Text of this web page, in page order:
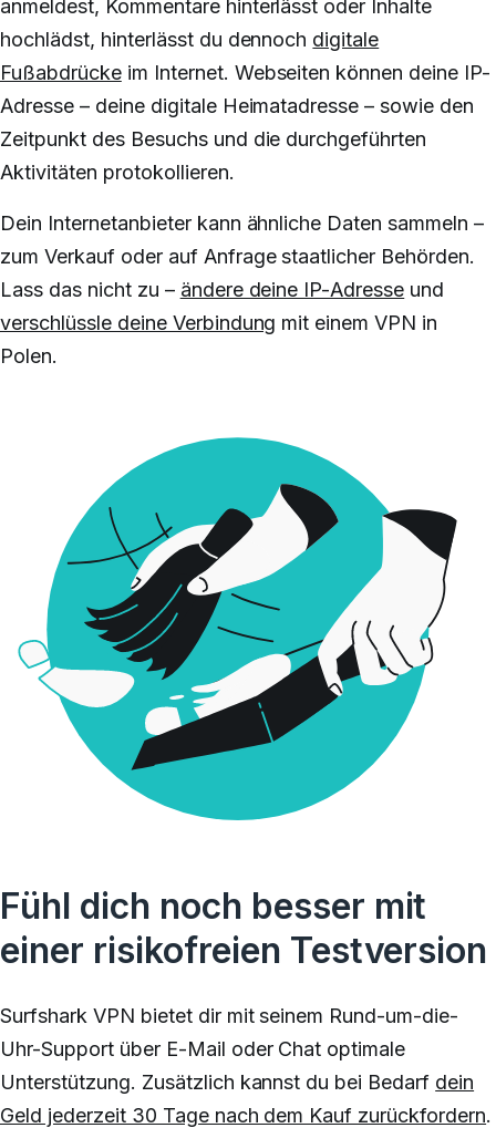
anmeldest, Kommentare hinterlässt oder Inhalte
hochlädst, hinterlässt du dennoch digitale
Fußabdrückeim Internet. Webseiten können deine IP-
Adresse – deine digitale Heimatadresse – sowie den
Zeitpunkt des Besuchs und die durchgeführten
Aktivitäten protokollieren.
Dein Internetanbieter kann ähnliche Daten sammeln –
zum Verkauf oder auf Anfrage staatlicher Behörden.
Lass das nicht zu – ändere deine IP-Adresse und
verschlüssle deine Verbindung mit einem VPN in
Polen.
Fühl dich noch besser mit
einer risikofreien Testversion
Surfshark VPN bietet dir mit seinem Rund-um-die-
Uhr-Support über E-Mail oder Chat optimale
Unterstützung. Zusätzlich kannst du bei Bedarf dein
Geld jederzeit 30 Tage nach dem Kauf zurückfordern.